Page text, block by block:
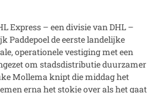
Express – een divisie van DHL –
Paddepoel de eerste landelijke
operationele vestiging met een
om stadsdistributie duurzamer
Mollema knipt die middag het
erna het stokje over als het gaat